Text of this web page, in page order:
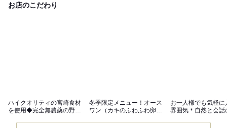
お店のこだわり
ハイクオリティの宮崎食材
を使用◆完全無農薬の野菜
冬季限定メニュー！オース
ワン（カキのふわふわ卵と
お一人様でも気軽に
雰囲気＊自然と会話